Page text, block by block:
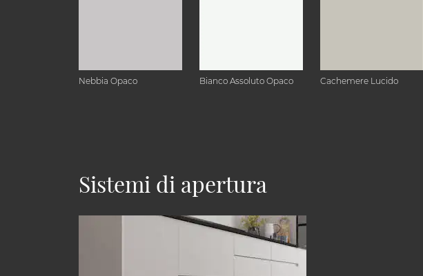
Nebbia Opaco Bianco Assoluto Opaco Cachemere Lucido
Sistemi di apertura